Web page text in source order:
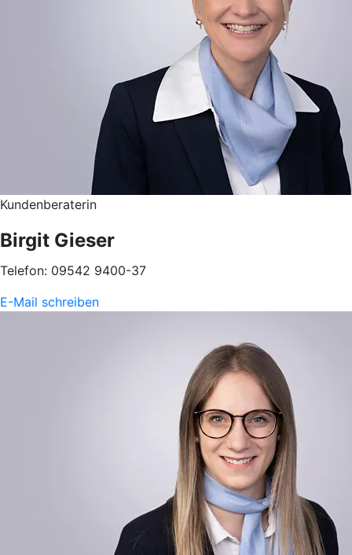
Kundenberaterin
Birgit Gieser
Telefon: 09542 9400-37
E-Mail schreiben